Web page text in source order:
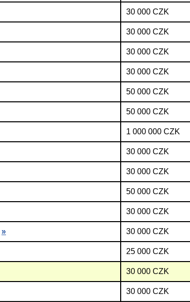
30 000 CZK
30 000 CZK
30 000 CZK
30 000 CZK
50 000 CZK
50 000 CZK
1 000 000 CZK
30 000 CZK
30 000 CZK
50 000 CZK
30 000 CZK
» 30 000 CZK
25 000 CZK
30 000 CZK
30 000 CZK